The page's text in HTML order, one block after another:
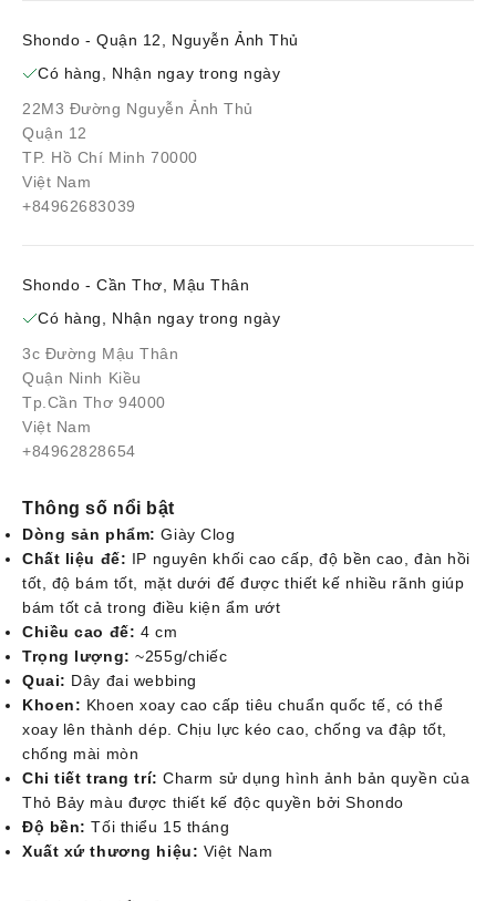
Shondo - Quận 12, Nguyễn Ảnh Thủ
Có hàng, Nhận ngay trong ngày
22M3 Đường Nguyễn Ảnh Thủ
Quận 12
TP. Hồ Chí Minh 70000
Việt Nam
+84962683039
Shondo - Cần Thơ, Mậu Thân
Có hàng, Nhận ngay trong ngày
3c Đường Mậu Thân
Quận Ninh Kiều
Tp.Cần Thơ 94000
Việt Nam
+84962828654
Thông số nổi bật
Dòng sản phẩm: Giày Clog
Chất liệu đế: IP nguyên khối cao cấp, độ bền cao, đàn hồi
tốt, độ bám tốt, mặt dưới đế được thiết kế nhiều rãnh giúp
bám tốt cả trong điều kiện ẩm ướt
Chiều cao đế: 4 cm
Trọng lượng: ~255g/chiếc
Quai: Dây đai webbing
Khoen: Khoen xoay cao cấp tiêu chuẩn quốc tế, có thể
xoay lên thành dép. Chịu lực kéo cao, chống va đập tốt,
chống mài mòn
Chi tiết trang trí:Charm sử dụng hình ảnh bản quyền của
Thỏ Bảy màu được thiết kế độc quyền bởi Shondo
Độ bền: Tối thiểu 15 tháng
Xuất xứ thương hiệu: Việt Nam